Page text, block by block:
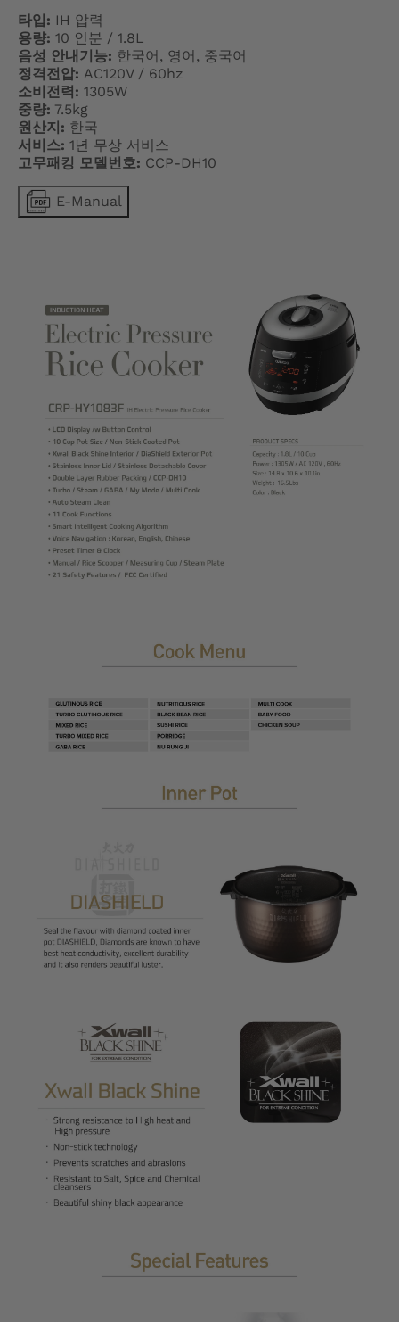
N
G
U
A
G
E
O
P
O
W
N
_
L
A
타입: IH 압력
용량: 10 인분 / 1.8L
음성 안내기능: 한국어, 영어, 중국어
정격전압: AC120V / 60hz
소비전력: 1305W
중량: 7.5kg
원산지: 한국
서비스: 1년 무상 서비스
고무패킹 모델번호: CCP-DH10
E-Manual